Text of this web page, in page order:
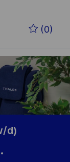
(0)
d)